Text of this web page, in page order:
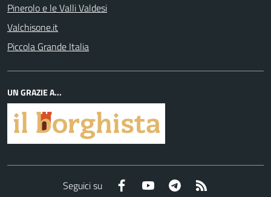
Pinerolo e le Valli Valdesi
Valchisone.it
Piccola Grande Italia
UN GRAZIE A...
Seguici su Facebook YouTube Telegram